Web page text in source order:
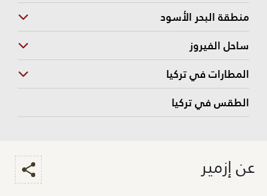
منطقة البحر الأسود
ساحل الفيروز
المطارات في تركيا
الطقس في تركيا
عن إزمير